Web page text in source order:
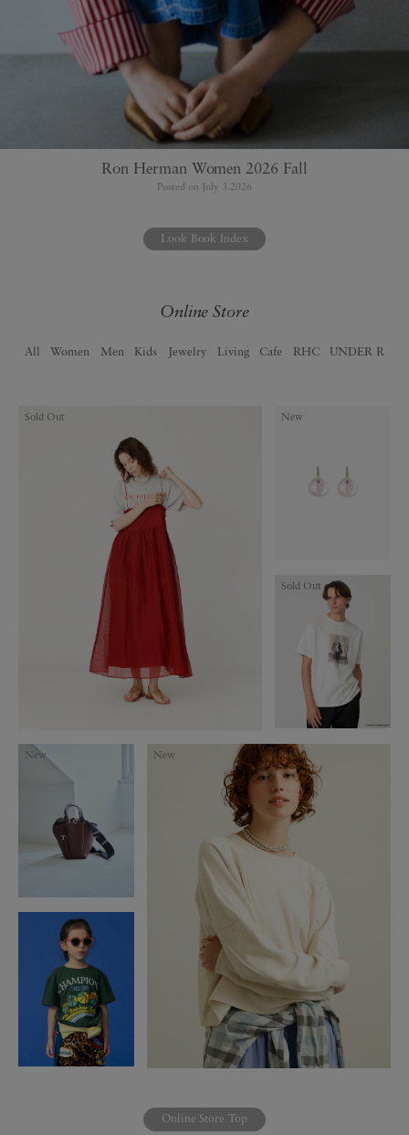
Ron Herman Women 2026 Fall
Posted on July 3.2026
Look Book Index
Online Store
All Women Men Kids Jewelry Living Cafe RHC UNDER R
Sold Out New
Sold Out
New New
Online Store Top